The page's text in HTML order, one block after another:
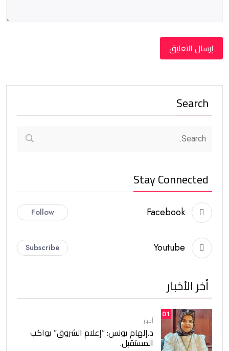
Search
Stay Connected
Facebook
Follow
Youtube
Subscribe
أخر الأخبار
01
أخبار
د.إلهام يونس: “إعلام الشروق” يواكب
المستقبل.